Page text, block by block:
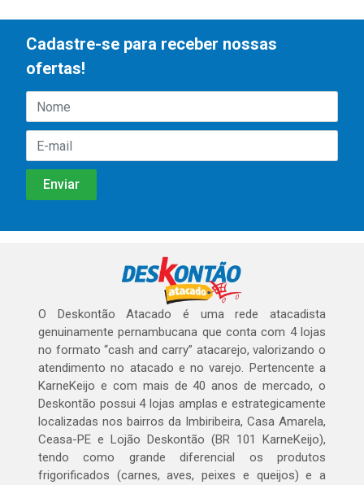
Cadastre-se para receber nossas
ofertas!
O Deskontão Atacado é uma rede atacadista
genuinamente pernambucana que conta com 4 lojas
no formato “cash and carry” atacarejo, valorizando o
atendimento no atacado e no varejo. Pertencente a
KarneKeijo e com mais de 40 anos de mercado, o
Deskontão possui 4 lojas amplas e estrategicamente
localizadas nos bairros da Imbiribeira, Casa Amarela,
Ceasa-PE e Lojão Deskontão (BR 101 KarneKeijo),
tendo como grande diferencial os produtos
frigorificados (carnes, aves, peixes e queijos) e a